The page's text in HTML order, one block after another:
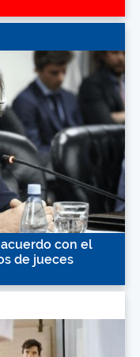
con el
de jueces